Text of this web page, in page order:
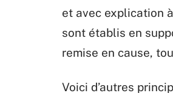
et avec explication
sont établis en
remise en cause,
Voici d’autres